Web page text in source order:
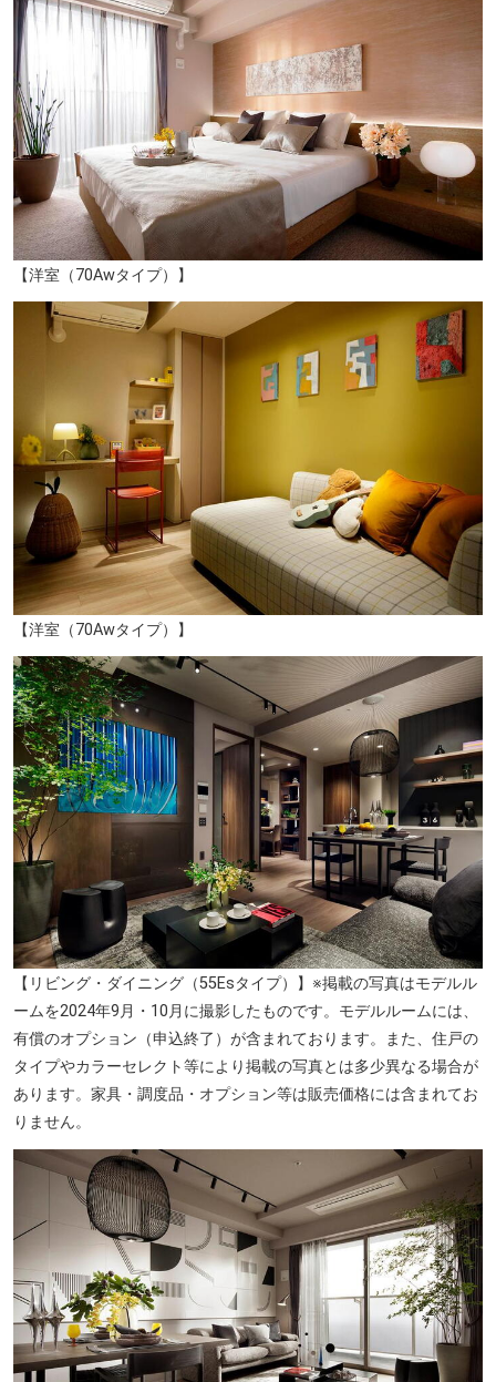
【洋室（70Awタイプ）】
【洋室（70Awタイプ）】
【リビング・ダイニング（55Esタイプ）】※掲載の写真はモデルル
ームを2024年9月・10月に撮影したものです。モデルルームには、
有償のオプション（申込終了）が含まれております。また、住戸の
タイプやカラーセレクト等により掲載の写真とは多少異なる場合が
あります。家具・調度品・オプション等は販売価格には含まれてお
りません。